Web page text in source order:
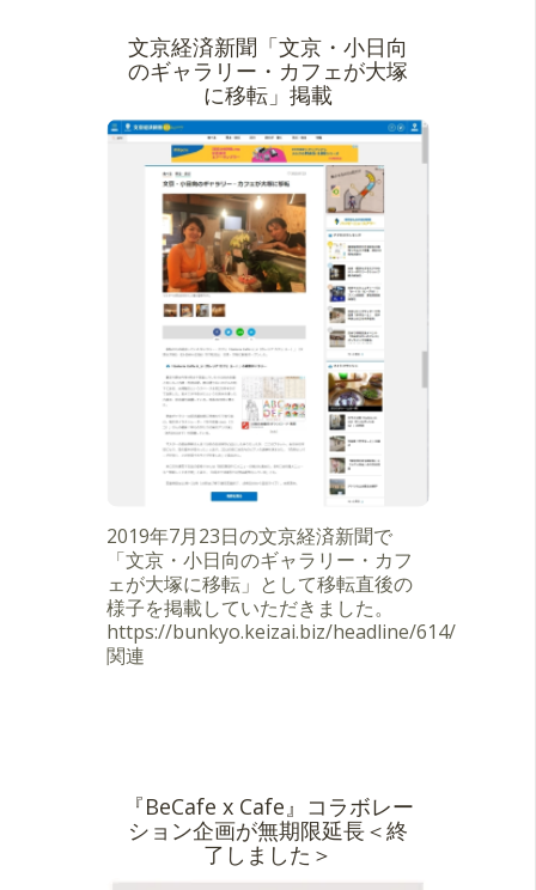
文京経済新聞「文京・小日向
のギャラリー・カフェが大塚
に移転」掲載
2019年7月23日の文京経済新聞で
「文京・小日向のギャラリー・カフ
ェが大塚に移転」として移転直後の
様子を掲載していただきました。
https://bunkyo.keizai.biz/headline/614/
関連
『BeCafe x Cafe』コラボレー
ション企画が無期限延長＜終
了しました＞